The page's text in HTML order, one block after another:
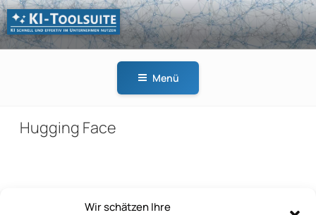
Wir schätzen Ihre
Zum
Inhalt
springen
KI-
Menü
Hugging Face
Beitragsnavigation